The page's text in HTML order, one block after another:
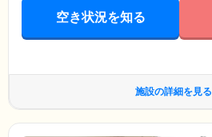
空き状況を知る
施設の詳細を見る